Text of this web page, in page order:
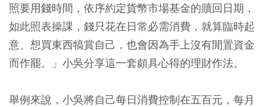
照要用錢時間，依序約定貨幣市場基金的贖回日期，
如此照表操課，錢只花在日常必需消費，就算臨時起
意、想買東西犒賞自己，也會因為手上沒有閒置資金
而作罷。」小吳分享這一套頗具心得的理財作法。
舉例來說，小吳將自己每日消費控制在五百元，每月